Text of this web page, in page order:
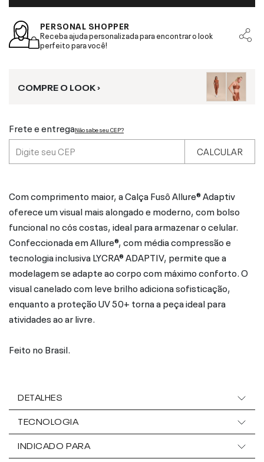
PERSONAL SHOPPER
Receba ajuda personalizada para encontrar o look
perfeito para você!
COMPRE O LOOK ›
Frete e entregaNão sabe seu CEP?
CALCULAR
Com comprimento maior, a Calça Fusô Allure® Adaptiv
oferece um visual mais alongado e moderno, com bolso
funcional no cós costas, ideal para armazenar o celular.
Confeccionada em Allure®, com média compressão e
tecnologia inclusiva LYCRA® ADAPTIV, permite que a
modelagem se adapte ao corpo com máximo conforto. O
visual canelado com leve brilho adiciona sofisticação,
enquanto a proteção UV 50+ torna a peça ideal para
atividades ao ar livre.
Feito no Brasil.
DETALHES
TECNOLOGIA
INDICADO PARA